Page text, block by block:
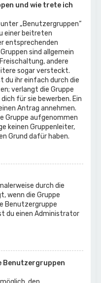
und wie trete ich
„Benutzergruppen“
einer beitreten
entsprechenden
sind allgemein
andere
sogar versteckt.
du ihr einfach durch die
verlangt die Gruppe
für sie bewerben. Ein
Antrag annehmen.
Gruppe aufgenommen
keinen Gruppenleiter,
Grund dafür haben.
durch die
wenn die Gruppe
Benutzergruppe
du einen Administrator
Benutzergruppen